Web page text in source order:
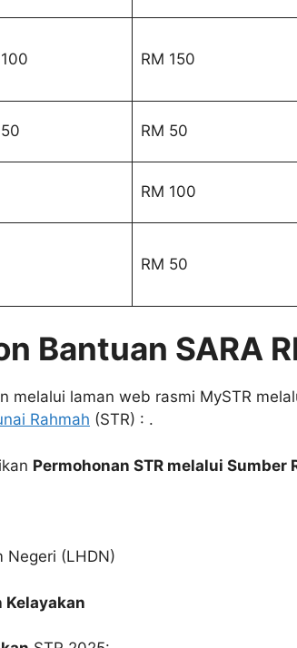
RM 150
RM 50
RM 100
RM 50
Bantuan SARA
melalui laman web rasmi MySTR
Rahmah (STR) : .
Permohonan STR melalui Sumber
Negeri (LHDN)
Kelayakan